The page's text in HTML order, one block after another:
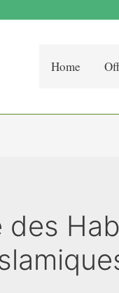
Home
des